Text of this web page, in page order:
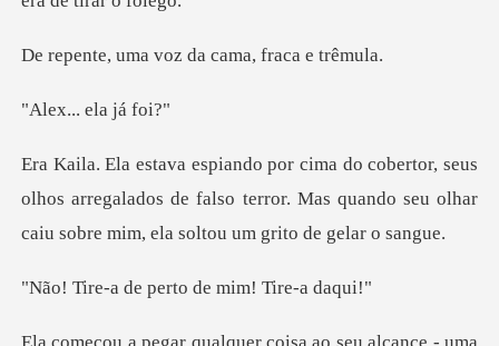
voz da cama, f
. ela j
s
olhos arregalados de falso terror. Mas quando seu olha
e perto de mim